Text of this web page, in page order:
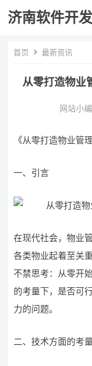
济南软件开发
首页 最新资讯
从零打造物业
网站小编
《从零打造物业管
一、引言
在现代社会，物业
各类物业起着至关
不禁思考：从零开
的考量下，是否可
力的问题。
二、技术方面的考